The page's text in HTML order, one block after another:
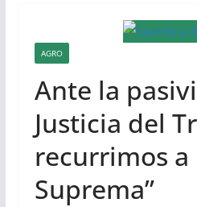
AGRO
Ante la
Justicia del
recurrimos a
Suprema”